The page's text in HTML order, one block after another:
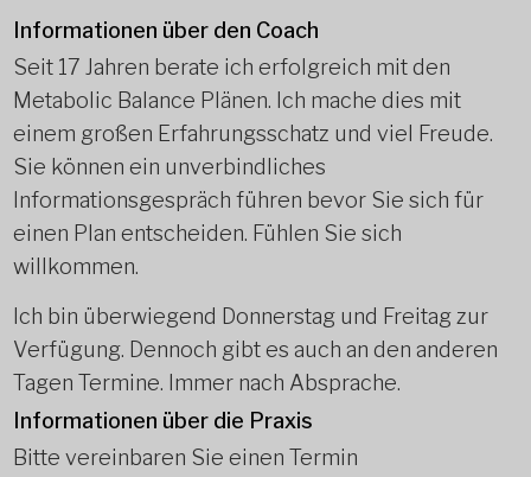
Informationen über den Coach
Seit 17 Jahren berate ich erfolgreich mit den
Metabolic Balance Plänen. Ich mache dies mit
einem großen Erfahrungsschatz und viel Freude.
Sie können ein unverbindliches
Informationsgespräch führen bevor Sie sich für
einen Plan entscheiden. Fühlen Sie sich
willkommen.
Ich bin überwiegend Donnerstag und Freitag zur
Verfügung. Dennoch gibt es auch an den anderen
Tagen Termine. Immer nach Absprache.
Informationen über die Praxis
Bitte vereinbaren Sie einen Termin